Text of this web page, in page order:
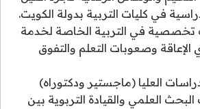
في كليات التربية بدولة الكويت.
تخصصية في التربية الخاصة لخدمة
وصعوبات التعلم والتفوق
العليا (ماجستير ودكتوراه)
العلمي والقيادة التربوية بين